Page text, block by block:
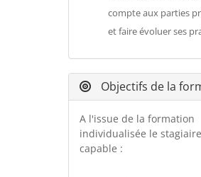
compte aux parties
et faire évoluer ses
Objectifs de la
A l'issue de la formation
individualisée le
capable :